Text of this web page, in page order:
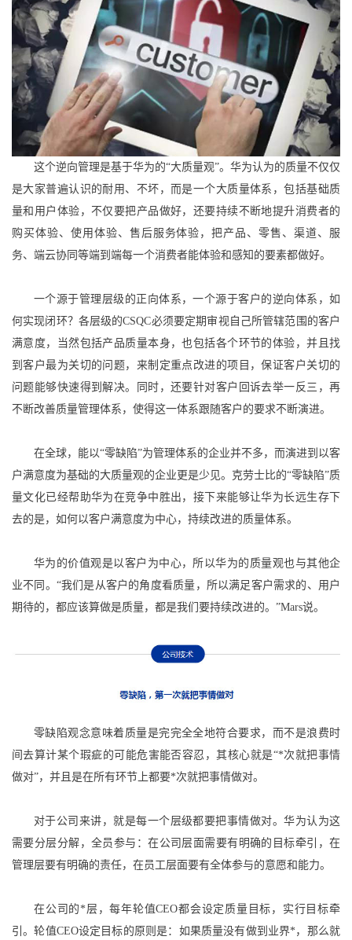
这个逆向管理是基于华为的“大质量观”。华为认为的质量不仅仅
是大家普遍认识的耐用、不坏，而是一个大质量体系，包括基础质
量和用户体验，不仅要把产品做好，还要持续不断地提升消费者的
购买体验、使用体验、售后服务体验，把产品、零售、渠道、服
务、端云协同等端到端每一个消费者能体验和感知的要素都做好。
一个源于管理层级的正向体系，一个源于客户的逆向体系，如
何实现闭环？各层级的CSQC必须要定期审视自己所管辖范围的客户
满意度，当然包括产品质量本身，也包括各个环节的体验，并且找
到客户最为关切的问题，来制定重点改进的项目，保证客户关切的
问题能够快速得到解决。同时，还要针对客户回诉去举一反三，再
不断改善质量管理体系，使得这一体系跟随客户的要求不断演进。
在全球，能以“零缺陷”为管理体系的企业并不多，而演进到以客
户满意度为基础的大质量观的企业更是少见。克劳士比的“零缺陷”质
量文化已经帮助华为在竞争中胜出，接下来能够让华为长远生存下
去的是，如何以客户满意度为中心，持续改进的质量体系。
华为的价值观是以客户为中心，所以华为的质量观也与其他企
业不同。“我们是从客户的角度看质量，所以满足客户需求的、用户
期待的，都应该算做是质量，都是我们要持续改进的。”Mars说。
零缺陷观念意味着质量是完完全全地符合要求，而不是浪费时
间去算计某个瑕疵的可能危害能否容忍，其核心就是“*次就把事情
做对”，并且是在所有环节上都要*次就把事情做对。
对于公司来讲，就是每一个层级都要把事情做对。华为认为这
需要分层分解，全员参与：在公司层面需要有明确的目标牵引，在
管理层要有明确的责任，在员工层面要有全体参与的意愿和能力。
在公司的*层，每年轮值CEO都会设定质量目标，实行目标牵
引。轮值CEO设定目标的原则是：如果质量没有做到业界*，那么就